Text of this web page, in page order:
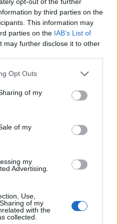
by third parties on the
This information may
parties on the IAB’s List of
may further disclose it to other
Opt Outs
of my
of my
my
Advertising.
Use,
of my
with the
collected.
e Samuele Vacca
nel girone G con 8 squadre
e la novità dei molisani del
Ossese il 23, i derby
e COS-Monastir il 30